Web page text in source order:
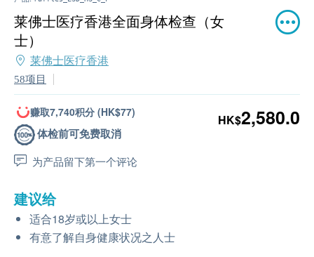
莱佛士医疗香港全面身体检查（女
士）
莱佛士医疗香港
58项目
赚取7,740积分 (HK$77)
体检前可免费取消
为产品留下第一个评论
HK$2,580.0
建议给
适合18岁或以上女士
有意了解自身健康状况之人士